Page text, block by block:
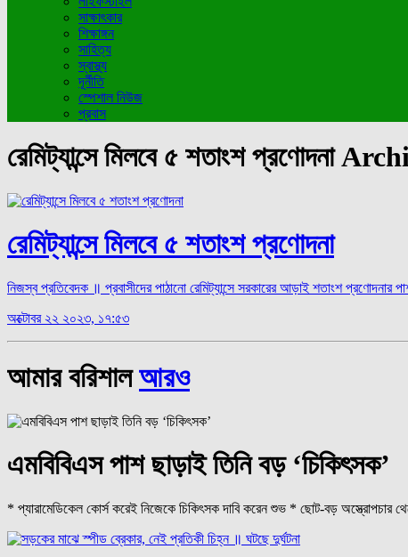
সাক্ষাৎকার
শিক্ষাঙ্গন
সাহিত্য
স্বাস্থ্য
দূর্নীতি
স্পেশাল নিউজ
প্রবাস
রেমিট্যান্সে মিলবে ৫ শতাংশ প্রণোদনা
রেমিট্যান্সে মিলবে ৫ শতাংশ প্রণোদনা
নিজস্ব প্রতিবেদক ‍॥ প্রবাসীদের পাঠানো রেমিট্যান্সে সরকারের আড়াই শতাংশ
অক্টোবর ২২ ২০২৩, ১৭:৫৩
আমার বরিশালআরও
এমবিবিএস পাশ ছাড়াই তিনি বড় ‘চিকিৎসক’
* প্যারামেডিকেল কোর্স করেই নিজেকে চিকিৎসক দাবি করেন শুভ * ছোট-বড় অস্ত্রোপচার